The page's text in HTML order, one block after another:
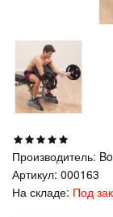
Производитель:
Артикул: 000163
На складе: Под